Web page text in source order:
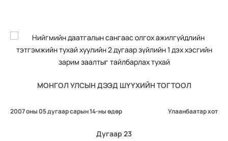
МОНГОЛ УЛСЫН ДЭЭД ШҮҮХИЙН ТОГТООЛ
2007 оны 05 дугаар сарын 14-ны өдөр Улаанбаатар хот
Дугаар 23